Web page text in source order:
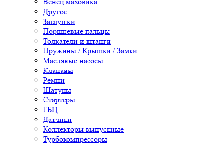
Другое
Заглушки
Поршневые пальцы
Толкатели и штанги
Пружины / Крышки / Замки
Масляные насосы
Клапаны
Ремни
Шатуны
Стартеры
ГБЦ
Датчики
Коллекторы выпускные
Турбокомпрессоры